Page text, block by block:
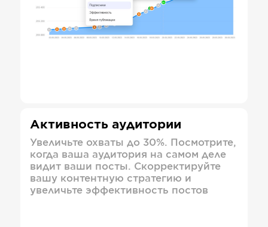
Активность аудитории
Увеличьте охваты до 30%. Посмотрите,
когда ваша аудитория на самом деле
видит ваши посты. Скорректируйте
вашу контентную стратегию и
увеличьте эффективность постов